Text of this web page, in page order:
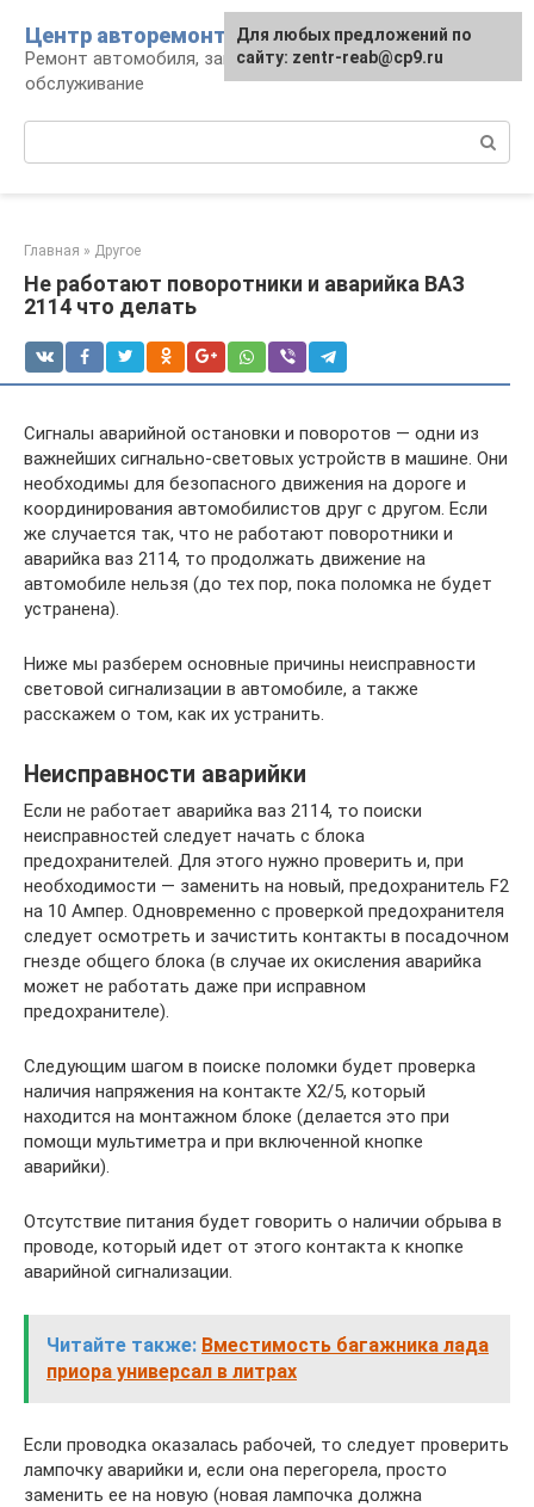
контенту
Центр авторемонта
Ремонт автомобиля, запчасти и
обслуживание
Главная » Другое
Не работают поворотники и аварийка ВАЗ
2114 что делать
Сигналы аварийной остановки и поворотов — одни из
важнейших сигнально-световых устройств в машине. Они
необходимы для безопасного движения на дороге и
координирования автомобилистов друг с другом. Если
же случается так, что не работают поворотники и
аварийка ваз 2114, то продолжать движение на
автомобиле нельзя (до тех пор, пока поломка не будет
устранена).
Ниже мы разберем основные причины неисправности
световой сигнализации в автомобиле, а также
расскажем о том, как их устранить.
Неисправности аварийки
Если не работает аварийка ваз 2114, то поиски
неисправностей следует начать с блока
предохранителей. Для этого нужно проверить и, при
необходимости — заменить на новый, предохранитель F2
на 10 Ампер. Одновременно с проверкой предохранителя
следует осмотреть и зачистить контакты в посадочном
гнезде общего блока (в случае их окисления аварийка
может не работать даже при исправном
предохранителе).
Следующим шагом в поиске поломки будет проверка
наличия напряжения на контакте X2/5, который
находится на монтажном блоке (делается это при
помощи мультиметра и при включенной кнопке
аварийки).
Отсутствие питания будет говорить о наличии обрыва в
проводе, который идет от этого контакта к кнопке
аварийной сигнализации.
Читайте также: Вместимость багажника лада
приора универсал в литрах
Если проводка оказалась рабочей, то следует проверить
лампочку аварийки и, если она перегорела, просто
заменить ее на новую (новая лампочка должна
Для любых предложений по
сайту: zentr-reab@cp9.ru